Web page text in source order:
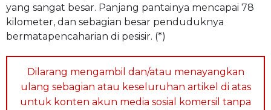
yang sangat besar. Panjang pantainya mencapai 78
kilometer, dan sebagian besar penduduknya
bermatapencaharian di pesisir. (*)
Dilarang mengambil dan/atau menayangkan
ulang sebagian atau keseluruhan artikel di atas
untuk konten akun media sosial komersil tanpa